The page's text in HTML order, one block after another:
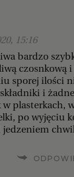
15:16
bardzo
czosnkową
sporej ilości
i
w plasterkach,
po wyjęciu